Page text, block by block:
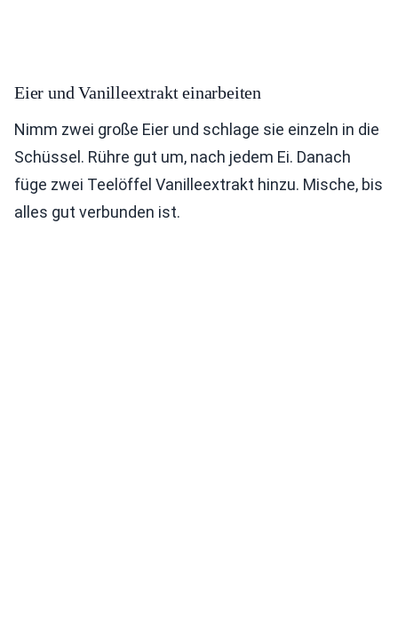
Eier und Vanilleextrakt einarbeiten
Nimm zwei große Eier und schlage sie einzeln in die
Schüssel. Rühre gut um, nach jedem Ei. Danach
füge zwei Teelöffel Vanilleextrakt hinzu. Mische, bis
alles gut verbunden ist.